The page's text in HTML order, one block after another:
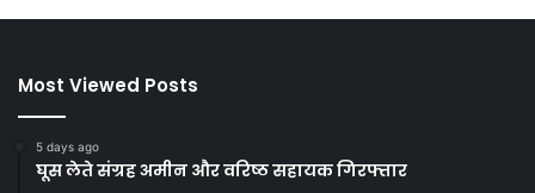
Most Viewed Posts
5 days ago
घूस लेते संग्रह अमीन और वरिष्ठ सहायक गिरफ्तार